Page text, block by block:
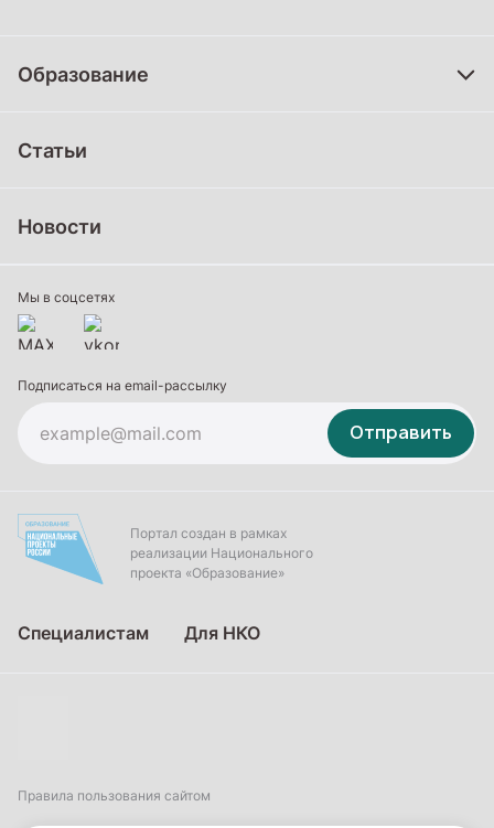
Образование
Дополнительное образование
Статьи
Новости
Мы в соцсетях
Подписаться на email-рассылку
Отправить
Портал создан в рамках
реализации Национального
проекта «Образование»
Специалистам Для НКО
Правила пользования сайтом